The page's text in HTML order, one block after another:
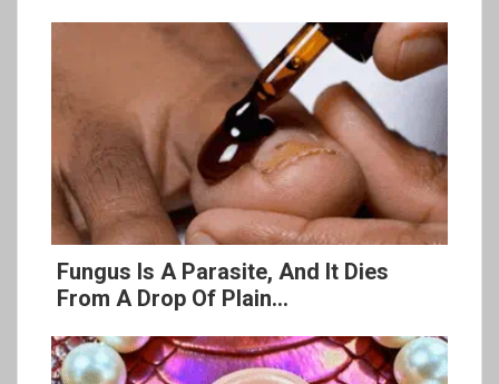
Fungus Is A Parasite, And It Dies
From A Drop Of Plain...